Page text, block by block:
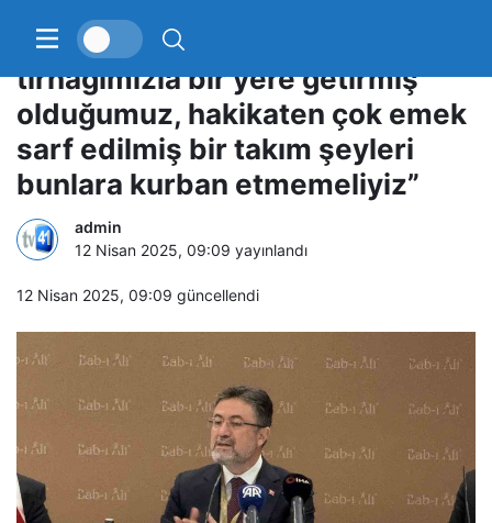
Bakan Yumaklı: “Dişimizle
tırnağımızla bir yere getirmiş
olduğumuz, hakikaten çok emek
sarf edilmiş bir takım şeyleri
bunlara kurban etmemeliyiz”
admin
12 Nisan 2025, 09:09 yayınlandı
12 Nisan 2025, 09:09 güncellendi